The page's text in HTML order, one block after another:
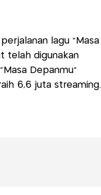
lagu “Masa
telah digunakan
Depanmu”
6,6 juta streaming.